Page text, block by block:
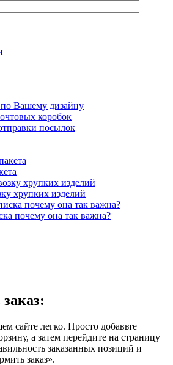
по Вашему дизайну
коробок
посылок
хрупких изделий
почему она так важна?
сайте легко. Просто добавьте
а затем перейдите на страницу
заказанных позиций и
заказ».